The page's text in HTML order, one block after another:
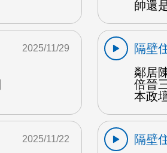
帥還
2025/11/29
隔壁
鄰居
倍晉
本政
2025/11/22 隔壁